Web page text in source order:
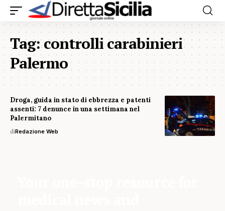
Tag:controlli carabinieri
Palermo
Droga, guida in stato di ebbrezza e patenti
assenti: 7 denunce in una settimana nel
Palermitano
diRedazione Web